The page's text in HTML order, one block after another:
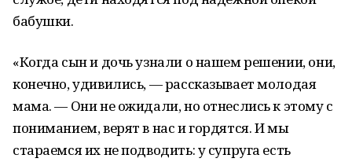
бабушки.
«Когда сын и дочь узнали о нашем решении, они,
конечно, удивились, — рассказывает молодая
мама. — Они не ожидали, но отнеслись к этому с
пониманием, верят в нас и гордятся. И мы
стараемся их не подводить: у супруга есть